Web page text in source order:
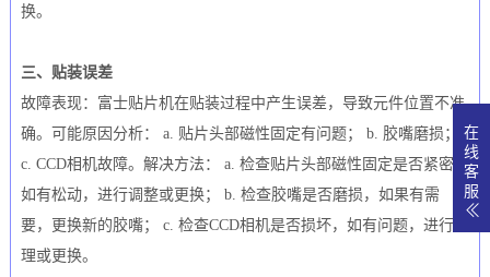
换。
三、贴装误差
故障表现：富士贴片机在贴装过程中产生误差，导致元件位置不准
确。可能原因分析： a. 贴片头部磁性固定有问题； b. 胶嘴磨损；
c. CCD相机故障。解决方法： a. 检查贴片头部磁性固定是否紧密，
如有松动，进行调整或更换； b. 检查胶嘴是否磨损，如果有需
要，更换新的胶嘴； c. 检查CCD相机是否损坏，如有问题，进行修
理或更换。
在
线
客
服